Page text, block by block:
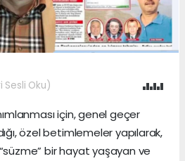
Sesli Oku)
için, genel geçer
özel betimlemeler yapılarak,
bir hayat yaşayan ve